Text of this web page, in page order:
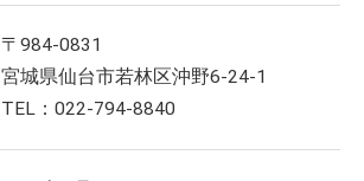
〒984-0831
宮城県仙台市若林区沖野6-24-1
TEL：022-794-8840